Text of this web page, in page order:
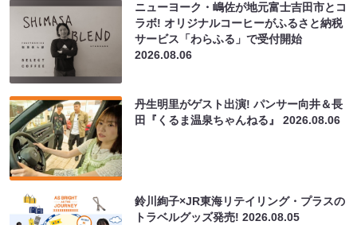
ニューヨーク・嶋佐が地元富士吉田市とコ
ラボ! オリジナルコーヒーがふるさと納税
サービス「わらふる」で受付開始
2026.08.06
丹生明里がゲスト出演! パンサー向井＆長
田『くるま温泉ちゃんねる』2026.08.06
鈴川絢子×JR東海リテイリング・プラスの
トラベルグッズ発売!2026.08.05